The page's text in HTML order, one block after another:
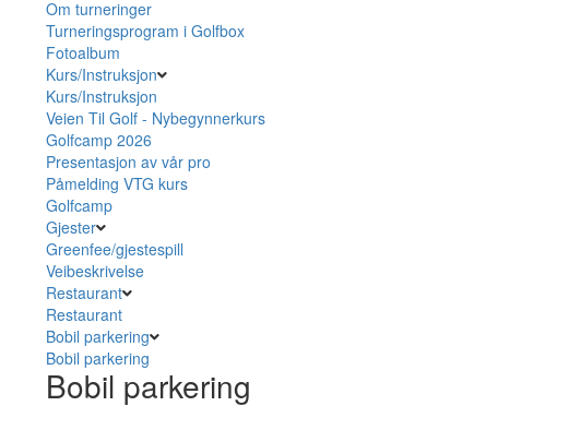
Om turneringer
Turneringsprogram i Golfbox
Fotoalbum
Kurs/Instruksjon
Kurs/Instruksjon
Veien Til Golf - Nybegynnerkurs
Golfcamp 2026
Presentasjon av vår pro
Påmelding VTG kurs
Golfcamp
Gjester
Greenfee/gjestespill
Veibeskrivelse
Restaurant
Restaurant
Bobil parkering
Bobil parkering
Bobil parkering